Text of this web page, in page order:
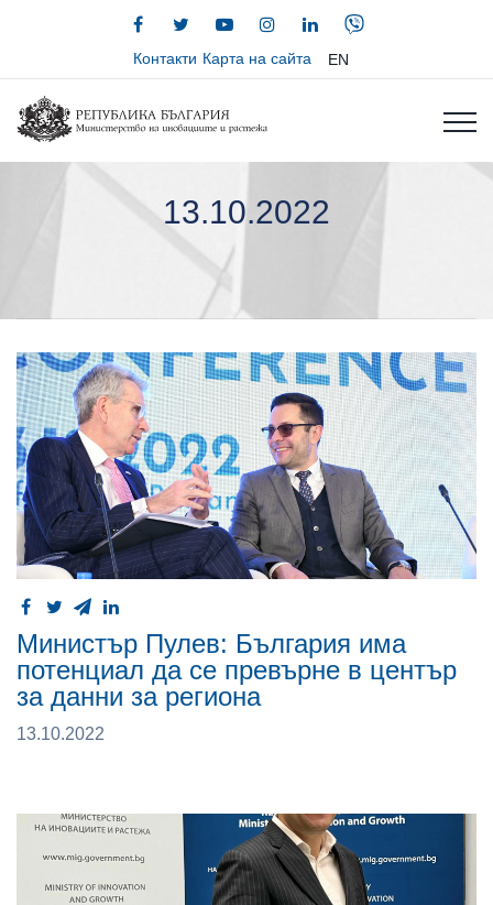
Контакти Карта на сайта EN
13.10.2022
Министър Пулев: България има
потенциал да се превърне в център
за данни за региона
13.10.2022